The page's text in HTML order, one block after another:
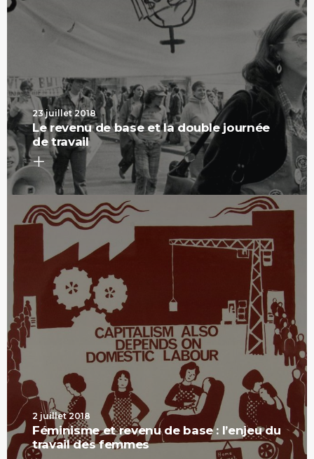
23 juillet 2018
Le revenu de base et la double journée
de travail
2 juillet 2018
Féminisme et revenu de base : l’enjeu du
travail des femmes